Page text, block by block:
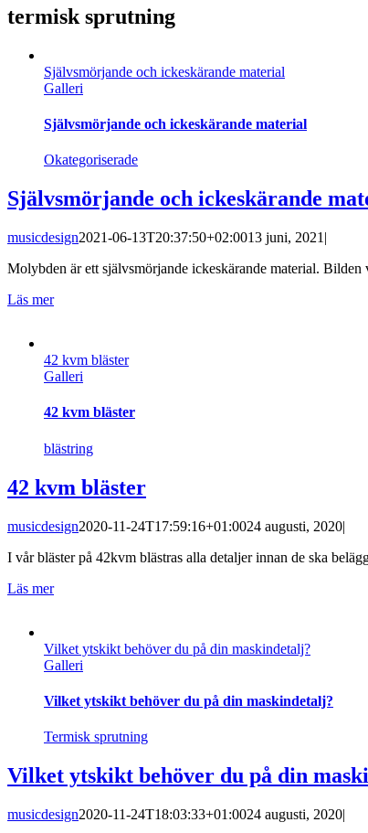
termisk sprutning
Självsmörjande och ickeskärande material
Galleri
Självsmörjande och ickeskärande material
Okategoriserade
Självsmörjande och ickeskärande
musicdesign2021-06-13T20:37:50+02:0013 juni, 2021 |
Molybden är ett självsmörjande ickeskärande material.
Läs mer
42 kvm bläster
Galleri
42 kvm bläster
blästring
42 kvm bläster
musicdesign2020-11-24T17:59:16+01:0024 augusti, 2020|
I vår bläster på 42kvm blästras alla detaljer innan de ska
Läs mer
Vilket ytskikt behöver du på din maskindetalj?
Galleri
Vilket ytskikt behöver du på din maskindetalj?
Termisk sprutning
Vilket ytskikt behöver du på din
musicdesign2020-11-24T18:03:33+01:0024 augusti, 2020|